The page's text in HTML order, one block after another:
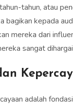
tahun, atau
bagikan kepada
mereka dari
sangat
adalah